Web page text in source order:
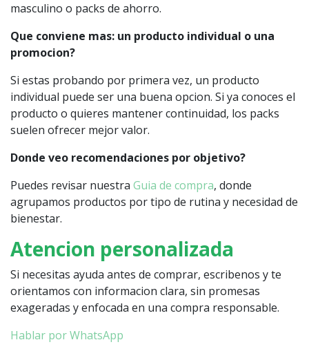
masculino o packs de ahorro.
Que conviene mas: un producto individual o una
promocion?
Si estas probando por primera vez, un producto
individual puede ser una buena opcion. Si ya conoces el
producto o quieres mantener continuidad, los packs
suelen ofrecer mejor valor.
Donde veo recomendaciones por objetivo?
Puedes revisar nuestra Guia de compra, donde
agrupamos productos por tipo de rutina y necesidad de
bienestar.
Atencion personalizada
Si necesitas ayuda antes de comprar, escribenos y te
orientamos con informacion clara, sin promesas
exageradas y enfocada en una compra responsable.
Hablar por WhatsApp